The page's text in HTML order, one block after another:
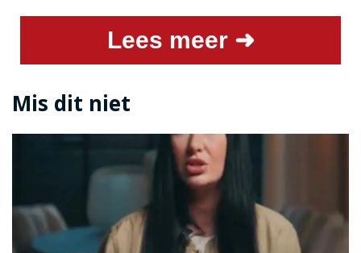
Lees meer ➜
Mis dit niet